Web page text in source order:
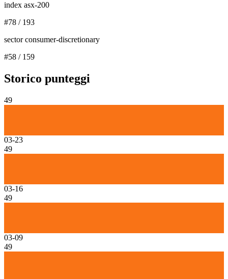
index asx-200
#78 / 193
sector consumer-discretionary
#58 / 159
Storico punteggi
49
03-23
49
03-16
49
03-09
49